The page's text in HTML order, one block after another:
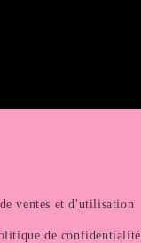
ventes et d'utilisation
de confidentialité